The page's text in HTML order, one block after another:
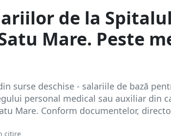
de la Spitalul
Mare. Peste
surse deschise - salariile de bază
personal medical sau auxiliar din
Mare. Conform documentelor,
citire